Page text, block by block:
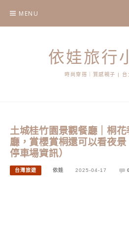
content
MENU
依娃旅行
時尚穿搭｜質感親子 | 台
土城桂竹園景觀餐廳｜桐
廳，賞櫻賞桐還可以看夜
停車場資訊）
台灣旅遊 依娃 2025-04-17 0